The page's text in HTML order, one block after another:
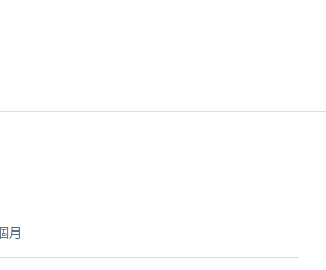
月